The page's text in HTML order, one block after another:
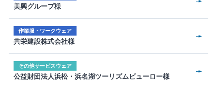
美興グループ様
作業服・ワークウェア
共栄建設株式会社様
その他サービスウェア
公益財団法人浜松・浜名湖ツーリズムビューロー様